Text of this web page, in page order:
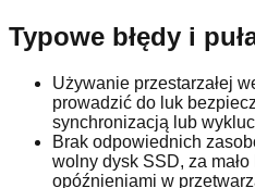
Typowe błędy i
Używanie przestarzałej
prowadzić do luk
synchronizacją lub
Brak odpowiednich
wolny dysk SSD, za
opóźnieniami w